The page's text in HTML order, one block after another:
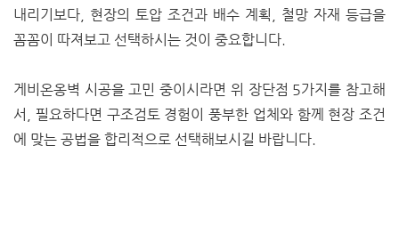
내리기보다, 현장의 토압 조건과 배수 계획, 철망 자재 등급을
꼼꼼이 따져보고 선택하시는 것이 중요합니다.
게비온옹벽 시공을 고민 중이시라면 위 장단점 5가지를 참고해
서, 필요하다면 구조검토 경험이 풍부한 업체와 함께 현장 조건
에 맞는 공법을 합리적으로 선택해보시길 바랍니다.